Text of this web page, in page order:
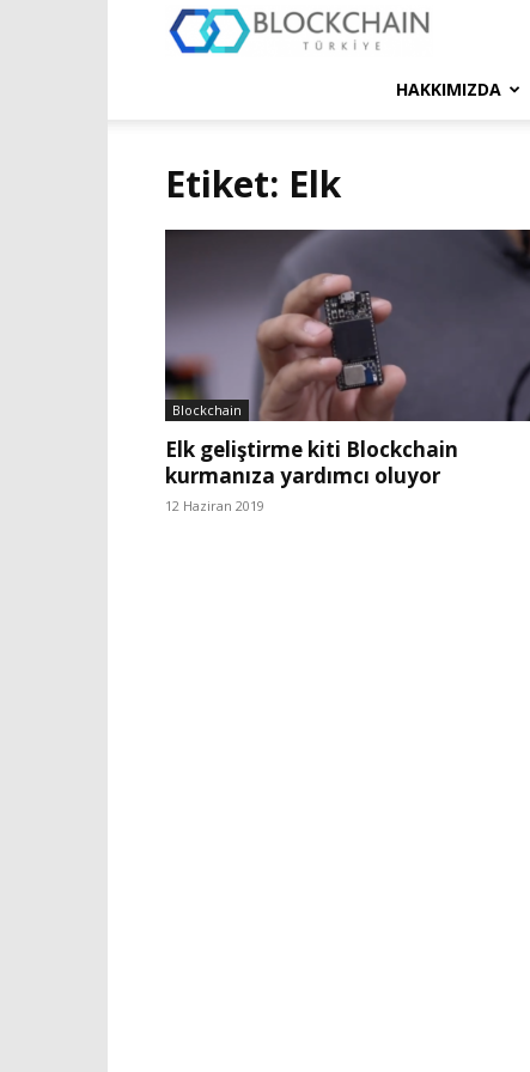
Türkiye
HAKKIMIZDA
Etiket: Elk
Blockchain
Elk geliştirme kiti Blockchain
kurmanıza yardımcı oluyor
12 Haziran 2019